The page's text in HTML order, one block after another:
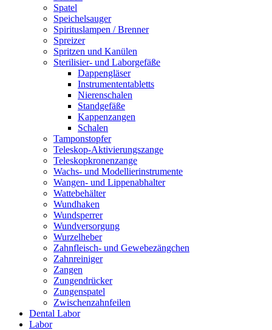
Spatel
Speichelsauger
Spirituslampen / Brenner
Spreizer
Spritzen und Kanülen
Sterilisier- und Laborgefäße
Dappengläser
Instrumententabletts
Nierenschalen
Standgefäße
Kappenzangen
Schalen
Tamponstopfer
Teleskop-Aktivierungszange
Teleskopkronenzange
Wachs- und Modellierinstrumente
Wangen- und Lippenabhalter
Wattebehälter
Wundhaken
Wundsperrer
Wundversorgung
Wurzelheber
Zahnfleisch- und Gewebezängchen
Zahnreiniger
Zangen
Zungendrücker
Zungenspatel
Zwischenzahnfeilen
Dental Labor
Labor